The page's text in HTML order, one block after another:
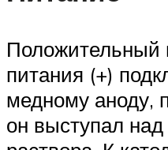
Положительный
питания (+)
медному аноду,
он выступал